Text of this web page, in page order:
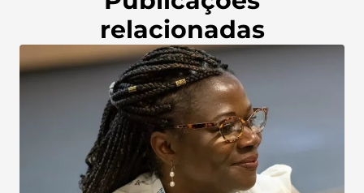
relacionadas